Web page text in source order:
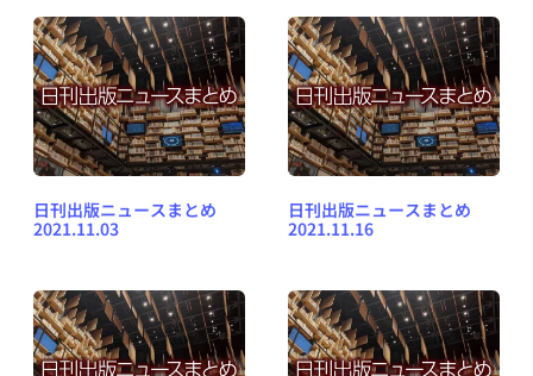
日刊出版ニュースまとめ
2021.11.03
日刊出版ニュースまとめ
2021.11.16